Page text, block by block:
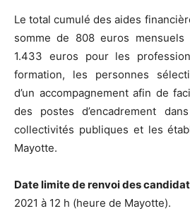
Le total cumulé des aides
somme de 808 euros
1.433 euros pour les
formation, les personnes
d’un accompagnement afin de
des postes d’encadrement
collectivités publiques et les
Mayotte.
Date limite de renvoi des
2021 à 12 h (heure de Mayotte).